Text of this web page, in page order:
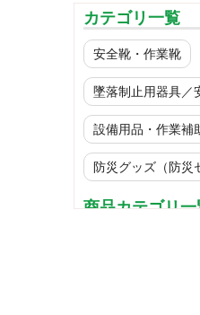
カテゴリ一覧
安全靴・作業靴
墜落制止用器具／
設備用品・作業補
防災グッズ（防災
商品カテゴリ一